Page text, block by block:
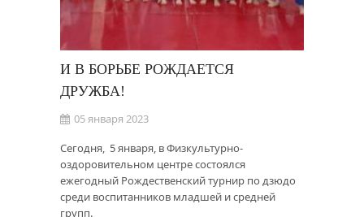
И В БОРЬБЕ РОЖДАЕТСЯ
ДРУЖБА!
05 января 2023
Сегодня, 5 января, в Физкультурно-
оздоровительном центре состоялся
ежегодный Рождественский турнир по дзюдо
среди воспитанников младшей и средней
групп.